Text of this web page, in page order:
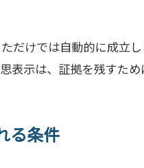
だけでは自動的に成立
表示は、証拠を残すため
る条件